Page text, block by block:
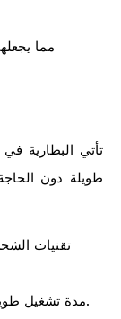
تأتي البطارية
طويلة دون
تقنيات
مدة تشغيل طويلة تصل إلى يوم كامل من الاستخدام العادي.